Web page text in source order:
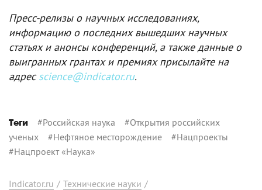
Пресс-релизы о научных исследованиях,
информацию о последних вышедших научных
статьях и анонсы конференций, а также данные о
выигранных грантах и премиях присылайте на
адресscience@indicator.ru.
Теги #Российская наука #Открытия российских
ученых #Нефтяное месторождение #Нацпроекты
#Нацпроект «Наука»
Indicator.ru / Технические науки /